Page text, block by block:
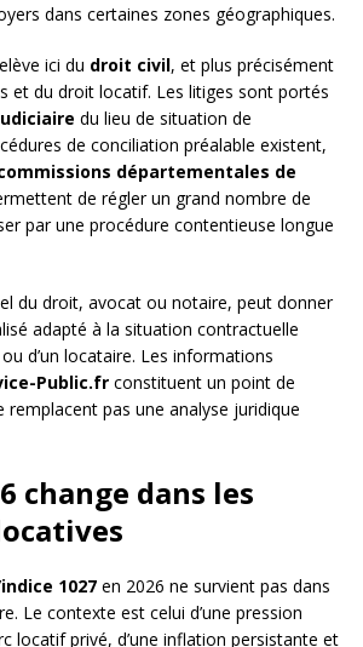
dans certaines zones géographiques.
ici du droit civil, et plus précisément
et du droit locatif. Les litiges sont portés
du lieu de situation de
de conciliation préalable existent,
départementales de
de régler un grand nombre de
par une procédure contentieuse longue
du droit, avocat ou notaire, peut donner
adapté à la situation contractuelle
d’un locataire. Les informations
Public.fr constituent un point de
remplacent pas une analyse juridique
change dans les
indice 1027 en 2026 ne survient pas dans
Le contexte est celui d’une pression
locatif privé, d’une inflation persistante et